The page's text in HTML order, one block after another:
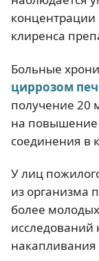
клиренса
Больные
циррозом
получение 20
на повышение
соединения в
У лиц
из организма
более
накапливания